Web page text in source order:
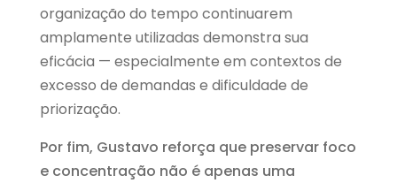
organização do tempo continuarem
amplamente utilizadas demonstra sua
eficácia — especialmente em contextos de
excesso de demandas e dificuldade de
priorização.
Por fim, Gustavo reforça que preservar foco
e concentração não é apenas uma